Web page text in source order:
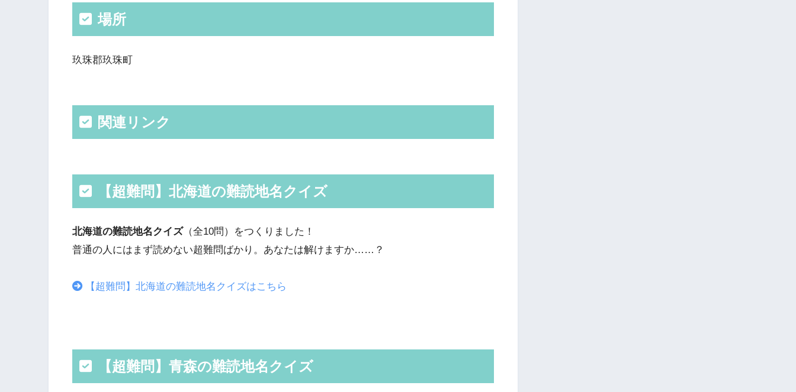
場所
玖珠郡玖珠町
関連リンク
【超難問】北海道の難読地名クイズ
北海道の難読地名クイズ（全10問）をつくりました！
普通の人にはまず読めない超難問ばかり。あなたは解けますか……？
【超難問】北海道の難読地名クイズはこちら
【超難問】青森の難読地名クイズ